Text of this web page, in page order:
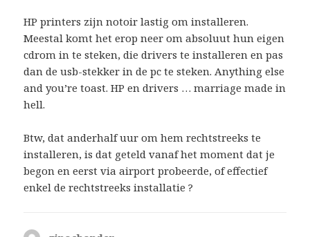
HP printers zijn notoir lastig om installeren.
Meestal komt het erop neer om absoluut hun eigen
cdrom in te steken, die drivers te installeren en pas
dan de usb-stekker in de pc te steken. Anything else
and you’re toast. HP en drivers … marriage made in
hell.
Btw, dat anderhalf uur om hem rechtstreeks te
installeren, is dat geteld vanaf het moment dat je
begon en eerst via airport probeerde, of effectief
enkel de rechtstreeks installatie ?